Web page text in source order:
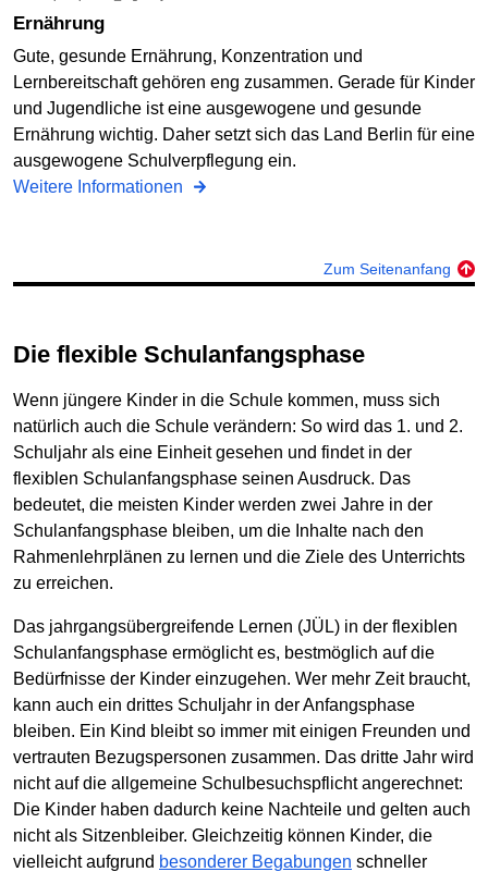
Ernährung
Gute, gesunde Ernährung, Konzentration und
Lernbereitschaft gehören eng zusammen. Gerade für Kinder
und Jugendliche ist eine ausgewogene und gesunde
Ernährung wichtig. Daher setzt sich das Land Berlin für eine
ausgewogene Schulverpflegung ein.
Weitere Informationen
Zum Seitenanfang
Die flexible Schulanfangsphase
Wenn jüngere Kinder in die Schule kommen, muss sich
natürlich auch die Schule verändern: So wird das 1. und 2.
Schuljahr als eine Einheit gesehen und findet in der
flexiblen Schulanfangsphase seinen Ausdruck. Das
bedeutet, die meisten Kinder werden zwei Jahre in der
Schulanfangsphase bleiben, um die Inhalte nach den
Rahmenlehrplänen zu lernen und die Ziele des Unterrichts
zu erreichen.
Das jahrgangsübergreifende Lernen (JÜL) in der flexiblen
Schulanfangsphase ermöglicht es, bestmöglich auf die
Bedürfnisse der Kinder einzugehen. Wer mehr Zeit braucht,
kann auch ein drittes Schuljahr in der Anfangsphase
bleiben. Ein Kind bleibt so immer mit einigen Freunden und
vertrauten Bezugspersonen zusammen. Das dritte Jahr wird
nicht auf die allgemeine Schulbesuchspflicht angerechnet:
Die Kinder haben dadurch keine Nachteile und gelten auch
nicht als Sitzenbleiber. Gleichzeitig können Kinder, die
vielleicht aufgrund besonderer Begabungen schneller